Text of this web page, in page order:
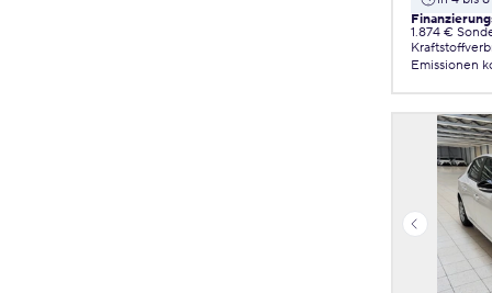
1.874 €
Emissionen